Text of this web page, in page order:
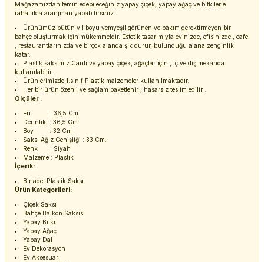
Mağazamızdan temin edebileceğiniz yapay çiçek, yapay ağaç ve bitkilerle
rahatlıkla aranjman yapabilirsiniz .
Ürünümüz bütün yıl boyu yemyeşil görünen ve bakım gerektirmeyen bir
bahçe oluşturmak için mükemmeldir. Estetik tasarımıyla evinizde, ofisinizde , cafe
, restaurantlarınızda ve birçok alanda şık durur, bulunduğu alana zenginlik
katar.
Plastik saksımız Canlı ve yapay çiçek, ağaçlar için , iç ve dış mekanda
kullanılabilir.
Ürünlerimizde 1.sınıf Plastik malzemeler kullanılmaktadır.
Her bir ürün özenli ve sağlam paketlenir , hasarsız teslim edilir .
Ölçüler :
En : 36,5 Cm
Derinlik : 36,5 Cm
Boy : 32 Cm
Saksı Ağız Genişliği : 33 Cm.
Renk : Siyah
Malzeme : Plastik
İçerik:
Bir adet Plastik Saksı
Ürün Kategorileri:
Çiçek Saksı
Bahçe Balkon Saksısı
Yapay Bitki
Yapay Ağaç
Yapay Dal
Ev Dekorasyon
Ev Aksesuar